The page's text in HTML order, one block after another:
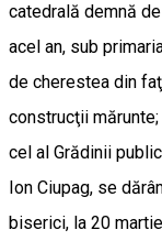
catedrală demnă
acel an, sub
de cherestea din
construcţii
cel al Grădinii
Ion Ciupag, se
biserici, la 20